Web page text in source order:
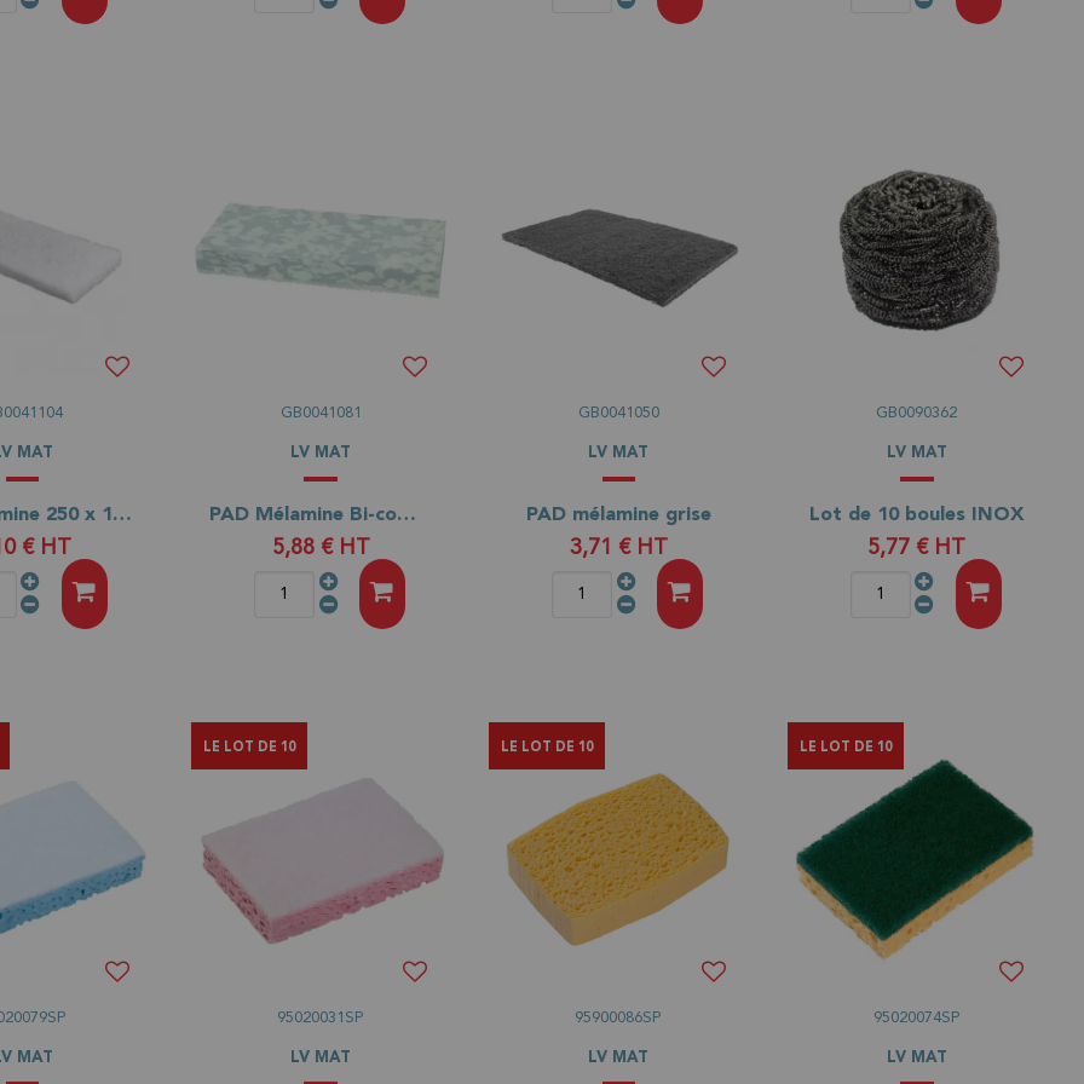
MAT
Pad mélamine 250 x 115 mm
€ HT
GB0041081
LV MAT
PAD Mélamine Bi-composition JANEX pour support PAD
5,88 € HT
GB0041050
LV MAT
PAD mélamine grise
3,71 € HT
GB0090362
LV MAT
Lot de 10 boules INOX
5,77 € HT
MAT
LE LOT DE 10
95020031SP
LV MAT
LE LOT DE 10
95900086SP
LV MAT
LE LOT DE 10
95020074SP
LV MAT